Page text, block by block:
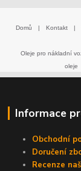
Domů | Kontakt |
Oleje pro nákladní
oleje
Informace
Obchodní
Doručení
Recenze